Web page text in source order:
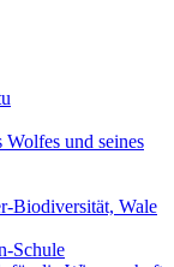
und seines
Biodiversität, Wale
Schule